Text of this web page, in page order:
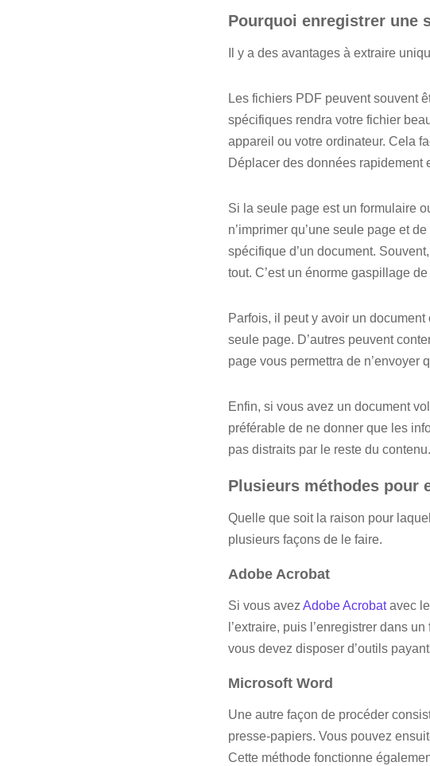
Pourquoi enregistrer une
Il y a des avantages à extraire
Les fichiers PDF peuvent souvent
spécifiques rendra votre fichier
appareil ou votre ordinateur. Cela
Déplacer des données rapidement
Si la seule page est un formulaire
n’imprimer qu’une seule page et
spécifique d’un document.
tout. C’est un énorme gaspillage
Parfois, il peut y avoir un
seule page. D’autres peuvent
page vous permettra de n’envoyer
Enfin, si vous avez un document
préférable de ne donner que les
pas distraits par le reste du contenu.
Plusieurs méthodes pour
Quelle que soit la raison pour
plusieurs façons de le faire.
Adobe Acrobat
Si vous avez Adobe Acrobatavec
l’extraire, puis l’enregistrer dans
vous devez disposer d’outils
Microsoft Word
Une autre façon de procéder
presse-papiers. Vous pouvez
Cette méthode fonctionne